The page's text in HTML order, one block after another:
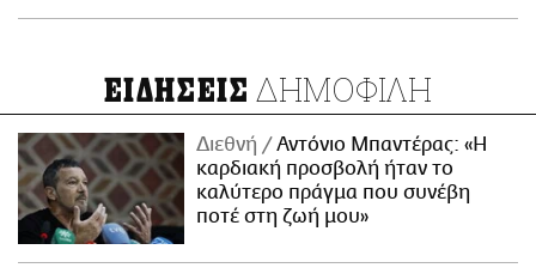
ΕΙΔΗΣΕΙΣ ΔΗΜΟΦΙΛΗ
Διεθνή
Αντόνιο Μπαντέρας: «Η
καρδιακή προσβολή ήταν το
καλύτερο πράγμα που συνέβη
ποτέ στη ζωή μου»